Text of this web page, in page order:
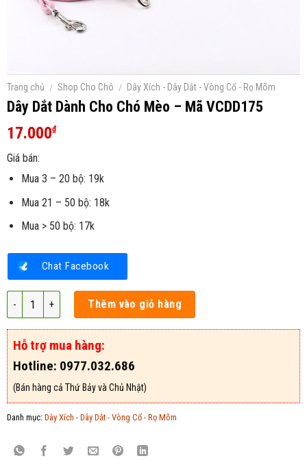
Trang chủ / Shop Cho Chó / Dây Xích - Dây Dắt - Vòng Cổ - Rọ Mõm
Dây Dắt Dành Cho Chó Mèo – Mã VCDD175
17.000₫
Giá bán:
Mua 3 – 20 bộ: 19k
Mua 21 – 50 bộ: 18k
Mua > 50 bộ: 17k
Chat Facebook
Dây Dắt Dành Cho Chó Mèo - Mã VCDD175 số lượng
Thêm vào giỏ hàng
Hỗ trợ mua hàng:
Hotline: 0977.032.686
(Bán hàng cả Thứ Bảy và Chủ Nhật)
Danh mục: Dây Xích - Dây Dắt - Vòng Cổ - Rọ Mõm